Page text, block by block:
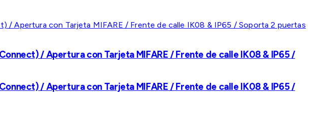
/ Apertura con Tarjeta MIFARE / Frente de calle IK08 & IP65 /
/ Apertura con Tarjeta MIFARE / Frente de calle IK08 & IP65 /